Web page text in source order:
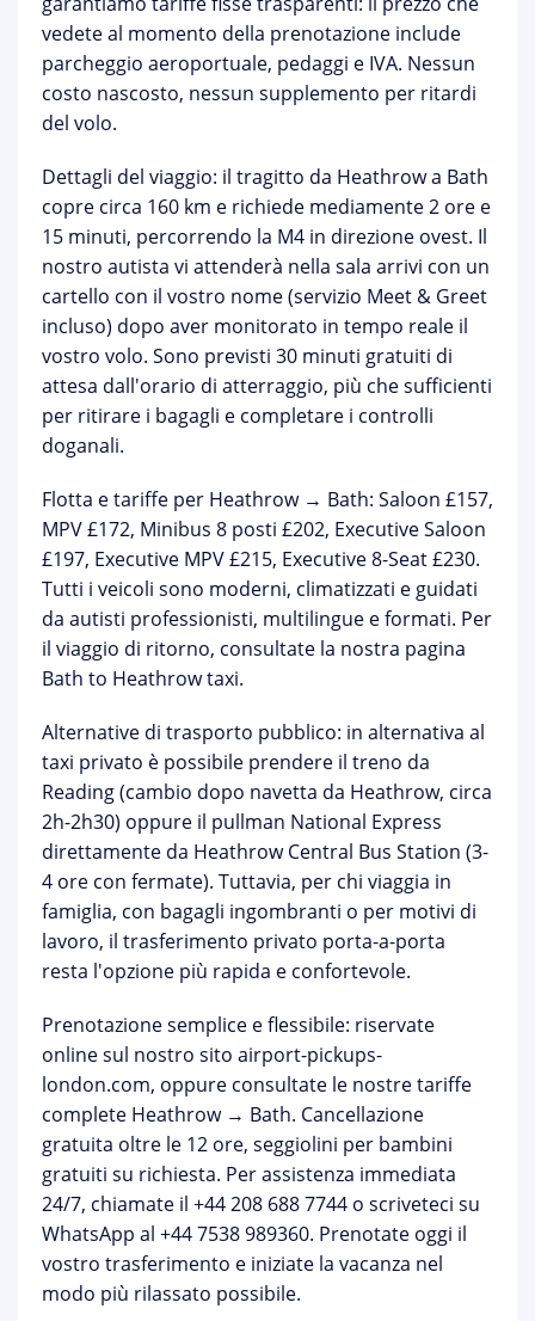
vedete al momento della prenotazione include
parcheggio aeroportuale, pedaggi e IVA. Nessun
costo nascosto, nessun supplemento per ritardi
del volo.
Dettagli del viaggio: il tragitto da Heathrow a Bath
copre circa 160 km e richiede mediamente 2 ore e
15 minuti, percorrendo la M4 in direzione ovest. Il
nostro autista vi attenderà nella sala arrivi con un
cartello con il vostro nome (servizio Meet & Greet
incluso) dopo aver monitorato in tempo reale il
vostro volo. Sono previsti 30 minuti gratuiti di
attesa dall'orario di atterraggio, più che sufficienti
per ritirare i bagagli e completare i controlli
doganali.
Flotta e tariffe per Heathrow → Bath: Saloon £157,
MPV £172, Minibus 8 posti £202, Executive Saloon
£197, Executive MPV £215, Executive 8-Seat £230.
Tutti i veicoli sono moderni, climatizzati e guidati
da autisti professionisti, multilingue e formati. Per
il viaggio di ritorno, consultate la nostra pagina
Bath to Heathrow taxi.
Alternative di trasporto pubblico: in alternativa al
taxi privato è possibile prendere il treno da
Reading (cambio dopo navetta da Heathrow, circa
2h-2h30) oppure il pullman National Express
direttamente da Heathrow Central Bus Station (3-
4 ore con fermate). Tuttavia, per chi viaggia in
famiglia, con bagagli ingombranti o per motivi di
lavoro, il trasferimento privato porta-a-porta
resta l'opzione più rapida e confortevole.
Prenotazione semplice e flessibile: riservate
online sul nostro sito airport-pickups-
london.com, oppure consultate le nostretariffe
complete Heathrow → Bath. Cancellazione
gratuita oltre le 12 ore, seggiolini per bambini
gratuiti su richiesta. Per assistenza immediata
24/7, chiamate il +44 208 688 7744 o scriveteci su
WhatsApp al +44 7538 989360. Prenotate oggi il
vostro trasferimento e iniziate la vacanza nel
modo più rilassato possibile.